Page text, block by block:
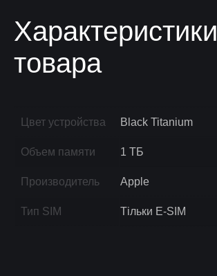
Характеристики
товара
Цвет устройства Black Titanium
Объем памяти 1 ТБ
Производитель Apple
Тип SIM Тільки E-SIM